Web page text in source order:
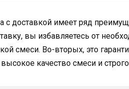
с доставкой имеет ряд
вы избавляетесь от
смеси. Во-вторых, это
качество смеси и